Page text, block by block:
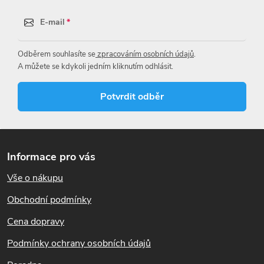
r
v
k
y
v
ý
E-mail
Odběrem souhlasíte sezpracováním osobních údajů.
A můžete se kdykoli jedním kliknutím odhlásit.
Potvrdit odběr
Informace pro vás
Vše o nákupu
Obchodní podmínky
Cena dopravy
Podmínky ochrany osobních údajů